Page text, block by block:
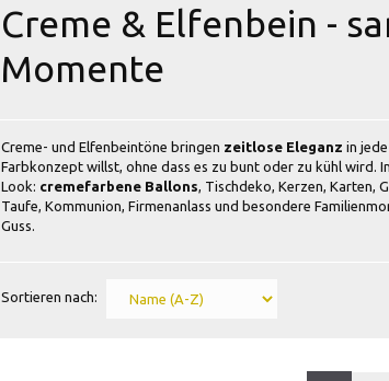
Creme & Elfenbein -
Momente
Creme- und Elfenbeintöne bringen zeitlose Eleganz in
Farbkonzept willst, ohne dass es zu bunt oder zu kühl wird.
Look: cremefarbene Ballons , Tischdeko, Kerzen, Karten,
Taufe, Kommunion, Firmenanlass und besondere
Guss.
Sortieren nach: